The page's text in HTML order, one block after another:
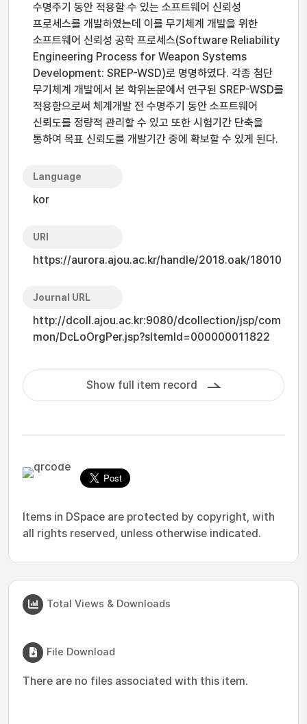
수명주기 동안 적용할 수 있는 소프트웨어 신뢰성
프로세스를 개발하였는데 이를 무기체계 개발을 위한
소프트웨어 신뢰성 공학 프로세스(Software Reliability
Engineering Process for Weapon Systems
Development: SREP-WSD)로 명명하였다. 각종 첨단
무기체계 개발에서 본 학위논문에서 연구된 SREP-WSD를
적용함으로써 체계개발 전 수명주기 동안 소프트웨어
신뢰도를 정량적 관리할 수 있고 또한 시험기간 단축을
통하여 목표 신뢰도를 개발기간 중에 확보할 수 있게 된다.
Language
kor
URI
https://aurora.ajou.ac.kr/handle/2018.oak/18010
Journal URL
http://dcoll.ajou.ac.kr:9080/dcollection/jsp/com
mon/DcLoOrgPer.jsp?sItemId=000000011822
Show full item record
Items in DSpace are protected by copyright, with
all rights reserved, unless otherwise indicated.
Total Views & Downloads
File Download
There are no files associated with this item.